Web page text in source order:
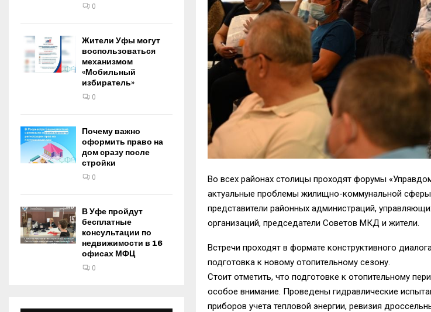
Во всех районах столицы проходят форумы
актуальные проблемы жилищно-коммунальной
представители районных администраций,
организаций, председатели Советов МКД и жители.
Встречи проходят в формате конструктивного
подготовка к новому отопительному сезону.
Стоит отметить, что подготовке к отопительному
особое внимание. Проведены гидравлические
приборов учета тепловой энергии, ревизия
0
Жители Уфы могут
воспользоваться
механизмом
«Мобильный
избиратель»
0
Почему важно
оформить право на
дом сразу после
стройки
0
В Уфе пройдут
бесплатные
консультации по
недвижимости в 16
офисах МФЦ
0